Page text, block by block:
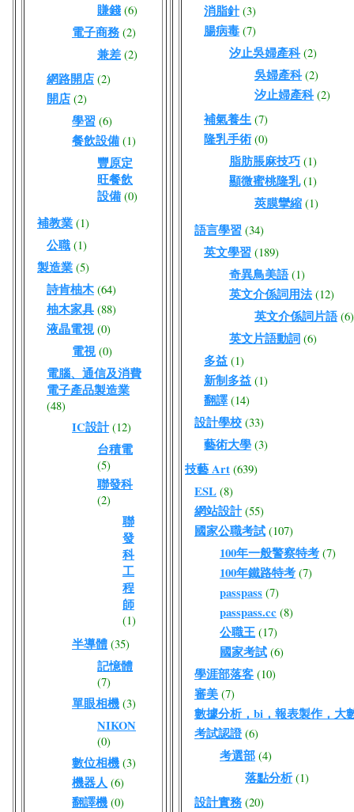
賺錢 (6)
電子商務 (2)
兼差 (2)
網路開店 (2)
開店 (2)
學習 (6)
餐飲設備 (1)
豐原定
旺餐飲
設備 (0)
補教業 (1)
公職 (1)
製造業 (5)
詩肯柚木 (64)
柚木家具 (88)
液晶電視 (0)
電視 (0)
電腦、通信及消費
電子產品製造業
(48)
IC設計 (12)
台積電
(5)
聯發科
(2)
聯
發
科
工
程
師
(1)
半導體 (35)
記憶體
(7)
單眼相機 (3)
NIKON
(0)
數位相機 (3)
機器人 (6)
翻譯機 (0)
消脂針 (3)
腸病毒 (7)
汐止吳婦產科 (2)
吳婦產科 (2)
汐止婦產科 (2)
補氣養生 (7)
隆乳手術 (0)
脂肪脹麻技巧 (1)
顯微蜜桃隆乳 (1)
莢膜攣縮 (1)
語言學習 (34)
英文學習 (189)
奇異鳥美語 (1)
英文介係詞用法 (12)
英文介係詞片語 (6)
英文片語動詞 (6)
多益 (1)
新制多益 (1)
翻譯 (14)
設計學校 (33)
藝術大學 (3)
技藝 Art (639)
ESL (8)
網站設計 (55)
國家公職考試 (107)
100年一般警察特考 (7)
100年鐵路特考 (7)
passpass (7)
passpass.cc (8)
公職王 (17)
國家考試 (6)
學涯部落客 (10)
審美 (7)
數據分析，bi，報表製作，大
考試認證 (6)
考選部 (4)
落點分析 (1)
設計實務 (20)